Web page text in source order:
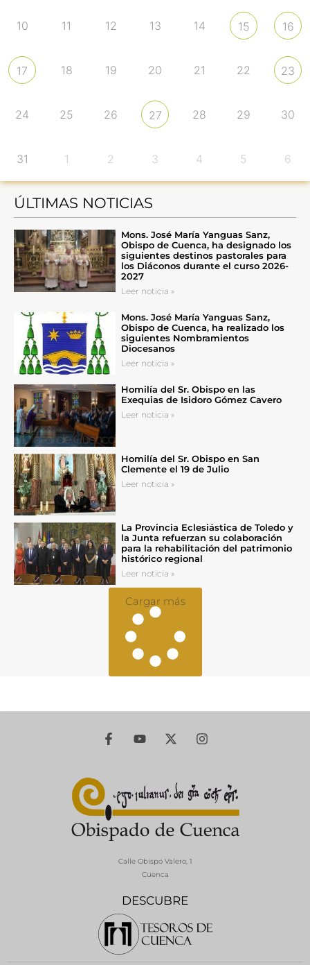
10 11 12 13 14 15 16
17 18 19 20 21 22 23
24 25 26 27 28 29 30
31 1 2 3 4 5 6
ÚLTIMAS NOTICIAS
Mons. José María Yanguas Sanz,
Obispo de Cuenca, ha designado los
siguientes destinos pastorales para
los Diáconos durante el curso 2026-
2027
Leer noticia »
Mons. José María Yanguas Sanz,
Obispo de Cuenca, ha realizado los
siguientes Nombramientos
Diocesanos
Leer noticia »
Homilía del Sr. Obispo en las
Exequias de Isidoro Gómez Cavero
Leer noticia »
Homilía del Sr. Obispo en San
Clemente el 19 de Julio
Leer noticia »
La Provincia Eclesiástica de Toledo y
la Junta refuerzan su colaboración
para la rehabilitación del patrimonio
histórico regional
Leer noticia »
Cargar más
DESCUBRE
Calle Obispo Valero, 1
Cuenca